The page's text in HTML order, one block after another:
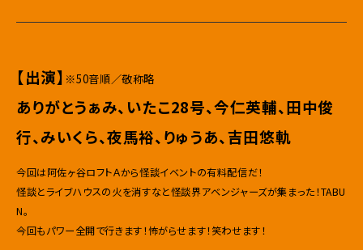
【出演】 ※50音順／敬称略
ありがとうぁみ、いたこ28号、今仁英輔、田中俊
行、みいくら、夜馬裕、りゅうあ、吉田悠軌
今回は阿佐ヶ谷ロフトＡから怪談イベントの有料配信だ！
怪談とライブハウスの火を消すなと怪談界アベンジャーズが集まった！TABU
N。
今回もパワー全開で行きます！怖がらせます！笑わせます！